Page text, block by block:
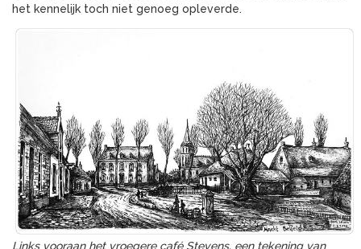
het kennelijk toch niet genoeg opleverde.
Links vooraan het vroegere café Stevens, een tekening van